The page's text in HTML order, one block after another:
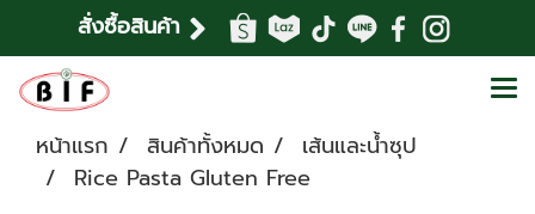
สั่งซื้อสินค้า
หน้าแรก สินค้าทั้งหมด
เส้นและน้ำซุป
Rice Pasta Gluten Free